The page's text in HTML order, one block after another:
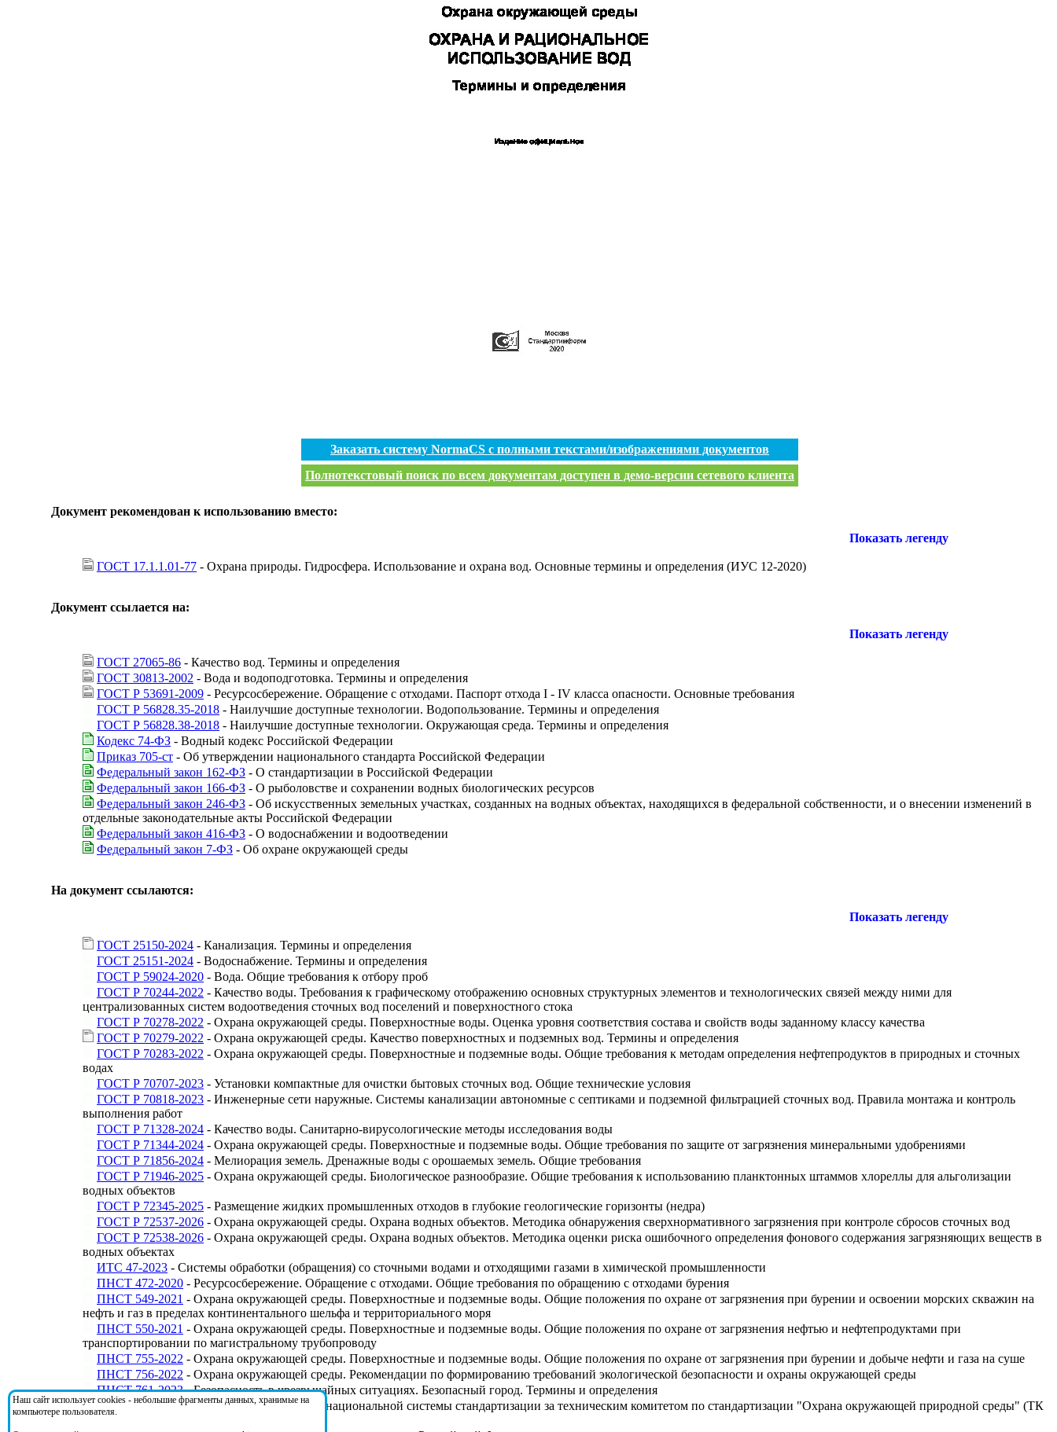
Заказать систему NormaCS с полными текстами/изображениями документов
Полнотекстовый поиск по всем документам доступен в демо-версии сетевого клиента
Документ рекомендован к использованию вместо:
Показать легенду
ГОСТ 17.1.1.01-77 - Охрана природы. Гидросфера. Использование и охрана вод. Основные термины и определения (ИУС 12-2020)
Документ ссылается на:
Показать легенду
ГОСТ 27065-86 - Качество вод. Термины и определения
ГОСТ 30813-2002 - Вода и водоподготовка. Термины и определения
ГОСТ Р 53691-2009 - Ресурсосбережение. Обращение с отходами. Паспорт отхода I - IV класса опасности. Основные требования
ГОСТ Р 56828.35-2018 - Наилучшие доступные технологии. Водопользование. Термины и определения
ГОСТ Р 56828.38-2018 - Наилучшие доступные технологии. Окружающая среда. Термины и определения
Кодекс 74-ФЗ - Водный кодекс Российской Федерации
Приказ 705-ст - Об утверждении национального стандарта Российской Федерации
Федеральный закон 162-ФЗ - О стандартизации в Российской Федерации
Федеральный закон 166-ФЗ - О рыболовстве и сохранении водных биологических ресурсов
Федеральный закон 246-ФЗ - Об искусственных земельных участках, созданных на водных объектах, находящихся в федеральной собственности, и о внесении изменений в
отдельные законодательные акты Российской Федерации
Федеральный закон 416-ФЗ - О водоснабжении и водоотведении
Федеральный закон 7-ФЗ - Об охране окружающей среды
На документ ссылаются:
Показать легенду
ГОСТ 25150-2024 - Канализация. Термины и определения
ГОСТ 25151-2024 - Водоснабжение. Термины и определения
ГОСТ Р 59024-2020 - Вода. Общие требования к отбору проб
ГОСТ Р 70244-2022 - Качество воды. Требования к графическому отображению основных структурных элементов и технологических связей между ними для
централизованных систем водоотведения сточных вод поселений и поверхностного стока
ГОСТ Р 70278-2022 - Охрана окружающей среды. Поверхностные воды. Оценка уровня соответствия состава и свойств воды заданному классу качества
ГОСТ Р 70279-2022 - Охрана окружающей среды. Качество поверхностных и подземных вод. Термины и определения
ГОСТ Р 70283-2022 - Охрана окружающей среды. Поверхностные и подземные воды. Общие требования к методам определения нефтепродуктов в природных и сточных
водах
ГОСТ Р 70707-2023 - Установки компактные для очистки бытовых сточных вод. Общие технические условия
ГОСТ Р 70818-2023 - Инженерные сети наружные. Системы канализации автономные с септиками и подземной фильтрацией сточных вод. Правила монтажа и контроль
выполнения работ
ГОСТ Р 71328-2024 - Качество воды. Санитарно-вирусологические методы исследования воды
ГОСТ Р 71344-2024 - Охрана окружающей среды. Поверхностные и подземные воды. Общие требования по защите от загрязнения минеральными удобрениями
ГОСТ Р 71856-2024 - Мелиорация земель. Дренажные воды с орошаемых земель. Общие требования
ГОСТ Р 71946-2025 - Охрана окружающей среды. Биологическое разнообразие. Общие требования к использованию планктонных штаммов хлореллы для альголизации
водных объектов
ГОСТ Р 72345-2025 - Размещение жидких промышленных отходов в глубокие геологические горизонты (недра)
ГОСТ Р 72537-2026 - Охрана окружающей среды. Охрана водных объектов. Методика обнаружения сверхнормативного загрязнения при контроле сбросов сточных вод
ГОСТ Р 72538-2026 - Охрана окружающей среды. Охрана водных объектов. Методика оценки риска ошибочного определения фонового содержания загрязняющих веществ в
водных объектах
ИТС 47-2023 - Системы обработки (обращения) со сточными водами и отходящими газами в химической промышленности
ПНСТ 472-2020 - Ресурсосбережение. Обращение с отходами. Общие требования по обращению с отходами бурения
ПНСТ 549-2021 - Охрана окружающей среды. Поверхностные и подземные воды. Общие положения по охране от загрязнения при бурении и освоении морских скважин на
нефть и газ в пределах континентального шельфа и территориального моря
ПНСТ 550-2021 - Охрана окружающей среды. Поверхностные и подземные воды. Общие положения по охране от загрязнения нефтью и нефтепродуктами при
транспортировании по магистральному трубопроводу
ПНСТ 755-2022 - Охрана окружающей среды. Поверхностные и подземные воды. Общие положения по охране от загрязнения при бурении и добыче нефти и газа на суше
ПНСТ 756-2022 - Охрана окружающей среды. Рекомендации по формированию требований экологической безопасности и охраны окружающей среды
ПНСТ 761-2023- Безопасность в чрезвычайных ситуациях. Безопасный город. Термины и определения
Приказ 3385- О закреплении документов национальной системы стандартизации за техническим комитетом по стандартизации "Охрана окружающей природной среды" (ТК
Наш сайт использует cookies - небольшие фрагменты данных, хранимые на
компьютере пользователя.